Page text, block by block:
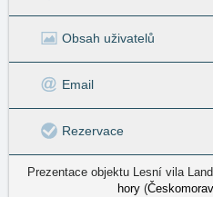
Obsah uživatelů
Email
Rezervace
Prezentace objektu Lesní vila
hory(